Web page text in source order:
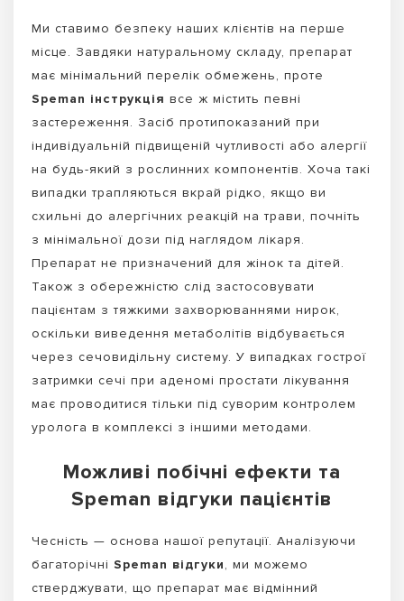
Ми ставимо безпеку наших клієнтів на перше
місце. Завдяки натуральному складу, препарат
має мінімальний перелік обмежень, проте
Speman інструкція все ж містить певні
застереження. Засіб протипоказаний при
індивідуальній підвищеній чутливості або алергії
на будь-який з рослинних компонентів. Хоча такі
випадки трапляються вкрай рідко, якщо ви
схильні до алергічних реакцій на трави, почніть
з мінімальної дози під наглядом лікаря.
Препарат не призначений для жінок та дітей.
Також з обережністю слід застосовувати
пацієнтам з тяжкими захворюваннями нирок,
оскільки виведення метаболітів відбувається
через сечовидільну систему. У випадках гострої
затримки сечі при аденомі простати лікування
має проводитися тільки під суворим контролем
уролога в комплексі з іншими методами.
Можливі побічні ефекти та
Speman відгуки пацієнтів
Чесність — основа нашої репутації. Аналізуючи
багаторічні Speman відгуки, ми можемо
стверджувати, що препарат має відмінний